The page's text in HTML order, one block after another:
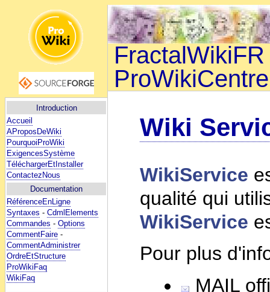
Introduction
Accueil
AProposDeWiki
PourquoiProWiki
ExigencesSystème
TéléchargerEtInstaller
ContactezNous
Documentation
RéférenceEnLigne
Syntaxes - CdmlElements
Commandes - Options
CommentFaire -
CommentAdministrer
OrdreEtStructure
ProWikiFaq
WikiFaq
FractalWikiFR
ProWikiCentre
Wiki
WikiService
qualité qui
WikiService
Pour plus
MAIL